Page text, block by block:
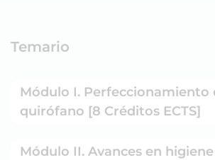
Temario
Módulo I. Perfeccionamiento
quirófano [8 Créditos ECTS]
Módulo II. Avances en